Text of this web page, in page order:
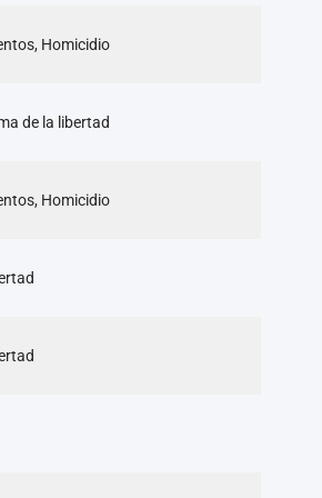
Homicidio
de la libertad
Homicidio